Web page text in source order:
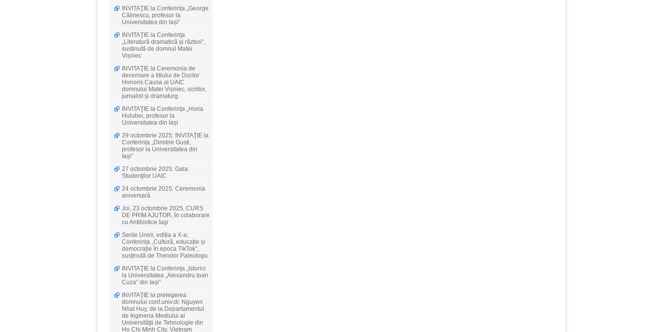
INVITAŢIE la Conferința „George
Călinescu, profesor la
Universitatea din Iași”
INVITAŢIE la Conferința
„Literatură dramatică și război”,
susținută de domnul Matei
Vișniec
INVITAŢIE la Ceremonia de
decernare a titlului de Doctor
Honoris Causa al UAIC
domnului Matei Vișniec, scriitor,
jurnalist și dramaturg
INVITAŢIE la Conferința „Horia
Hulubei, profesor la
Universitatea din Iași
29 octombrie 2025: INVITAŢIE la
Conferința „Dimitrie Gusti,
profesor la Universitatea din
Iași”
27 octombrie 2025: Gala
Studenţilor UAIC
24 octombrie 2025: Ceremonia
aniversară
Joi, 23 octombrie 2025, CURS
DE PRIM AJUTOR, în colaborare
cu Antibiotice Iaşi
Serile Unirii, ediția a X-a:
Conferința „Cultură, educație și
democrație în epoca TikTok”,
susținută de Theodor Paleologu
INVITAŢIE la Conferința „Istorici
la Universitatea „Alexandru Ioan
Cuza” din Iași”
INVITAŢIE la prelegerea
domnului conf.univ.dr. Nguyen
Nhat Huy, de la Departamentul
de Ingineria Mediului al
Universităţii de Tehnologie din
Ho Chi Minh City, Vietnam